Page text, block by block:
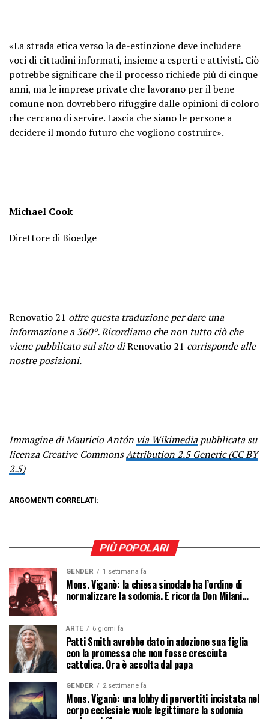
«La strada etica verso la de-estinzione deve includere
voci di cittadini informati, insieme a esperti e attivisti. Ciò
potrebbe significare che il processo richiede più di cinque
anni, ma le imprese private che lavorano per il bene
comune non dovrebbero rifuggire dalle opinioni di coloro
che cercano di servire. Lascia che siano le persone a
decidere il mondo futuro che vogliono costruire».
Michael Cook
Direttore di Bioedge
Renovatio 21 offre questa traduzione per dare una
informazione a 360º. Ricordiamo che non tutto ciò che
viene pubblicato sul sito diRenovatio 21 corrisponde alle
nostre posizioni.
Immagine di Mauricio Antón via Wikimediapubblicata su
licenza Creative CommonsAttribution 2.5 Generic (CC BY
2.5)
ARGOMENTI CORRELATI:
PIÙ POPOLARI
GENDER 1 settimana fa
Mons. Viganò: la chiesa sinodale ha l’ordine di
normalizzare la sodomia. E ricorda Don Milani…
ARTE 6 giorni fa
Patti Smith avrebbe dato in adozione sua figlia
con la promessa che non fosse cresciuta
cattolica. Ora è accolta dal papa
GENDER 2 settimane fa
Mons. Viganò: una lobby di pervertiti incistata nel
corpo ecclesiale vuole legittimare la sodomia